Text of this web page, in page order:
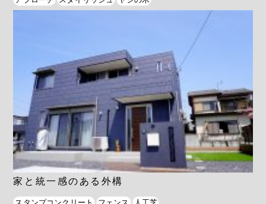
家と統一感のある外構